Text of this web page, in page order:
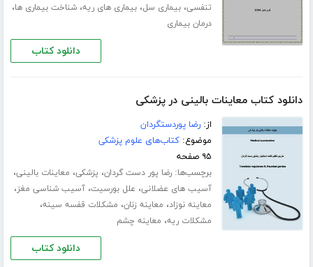
تنفسی،بیماری سل،بیماری های ریه،شناخت بیماری ها،
درمان بیماری
دانلود کتاب
دانلود کتاب معاینات بالینی در پزشکی
از:رضا پوردستگردان
موضوع:کتاب‌های علوم پزشکی
۹۵ صفحه
برچسب‌ها:رضا پور دست گردان، پزشکی، معاینات بالینی،
آسیب های عضلانی، علل بورسیت،آسیب شناسی مغز،
معاینه نوزاد، معاینه زنان، مشکلات قفسه سینه،
مشکلات ریه، معاینه چشم
دانلود کتاب